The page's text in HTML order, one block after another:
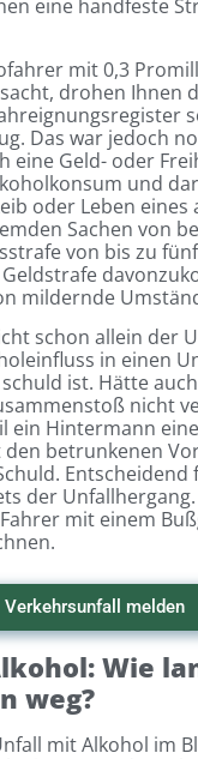
eine handfeste
mit 0,3
drohen Ihnen
Das war jedoch
eine Geld- oder
und
oder Leben eines
Sachen von
von bis zu
mildernde
schon allein der
in einen
ist. Hätte
nicht
ein Hintermann
betrunkenen
Entscheidend
der
mit einem
Verkehrsunfall melden
Wie
weg?
mit Alkohol im